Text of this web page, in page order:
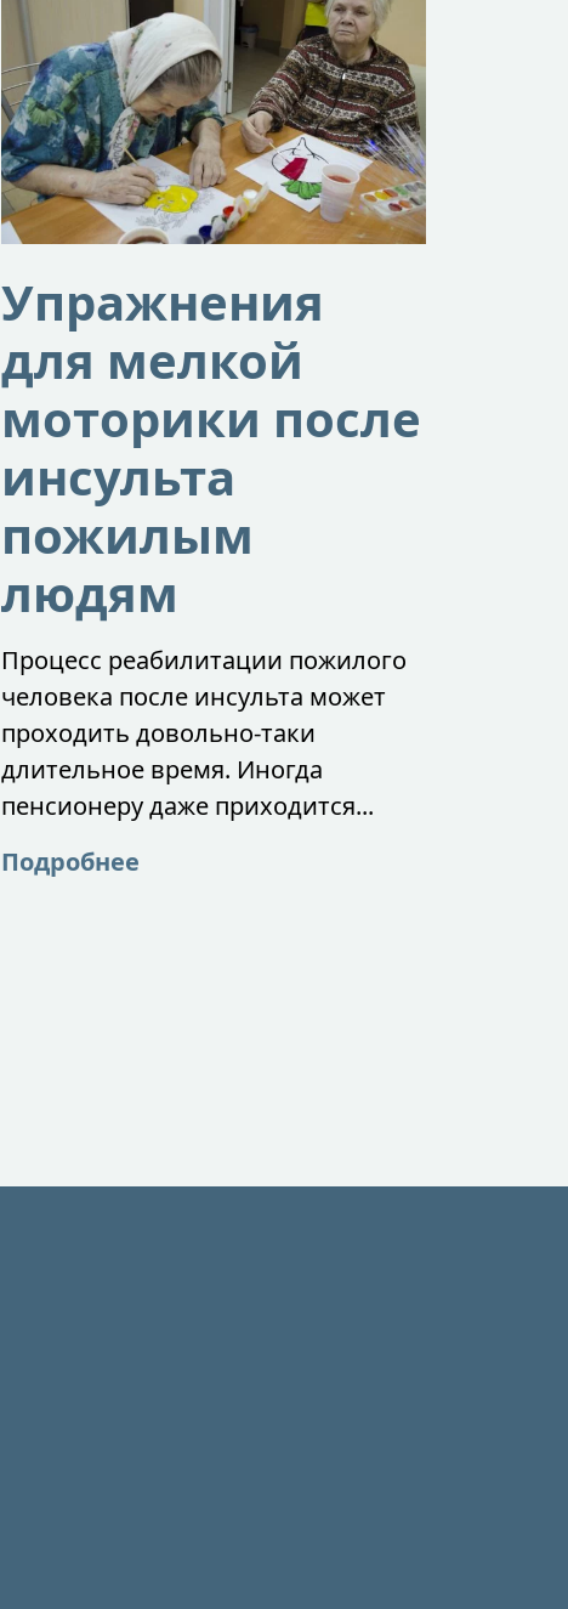
Упражнения
для мелкой
моторики после
инсульта
пожилым
людям
Процесс реабилитации пожилого
человека после инсульта может
проходить довольно-таки
длительное время. Иногда
пенсионеру даже приходится...
Подробнее